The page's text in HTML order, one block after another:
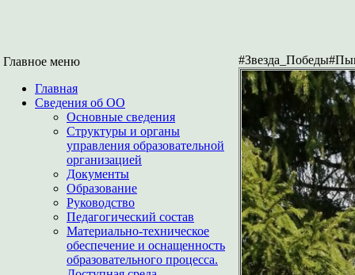
Главное меню
Главная
Сведения об ОО
Основные сведения
Структуры и органы
управления образовательной
организацией
Документы
Образование
Руководство
Педагогический состав
Материально-техническое
обеспечение и оснащенность
образовательного процесса.